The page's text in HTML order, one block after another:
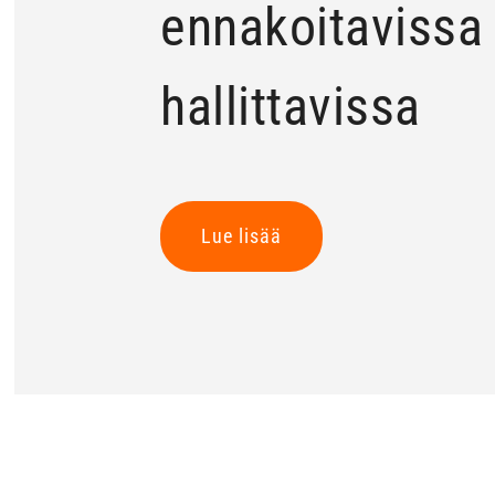
hallittavissa
Lue lisää